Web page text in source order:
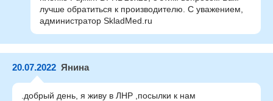
лучше обратиться к производителю. С уважением,
администратор SkladMed.ru
20.07.2022 Янина
.добрый день, я живу в ЛНР ,посылки к нам